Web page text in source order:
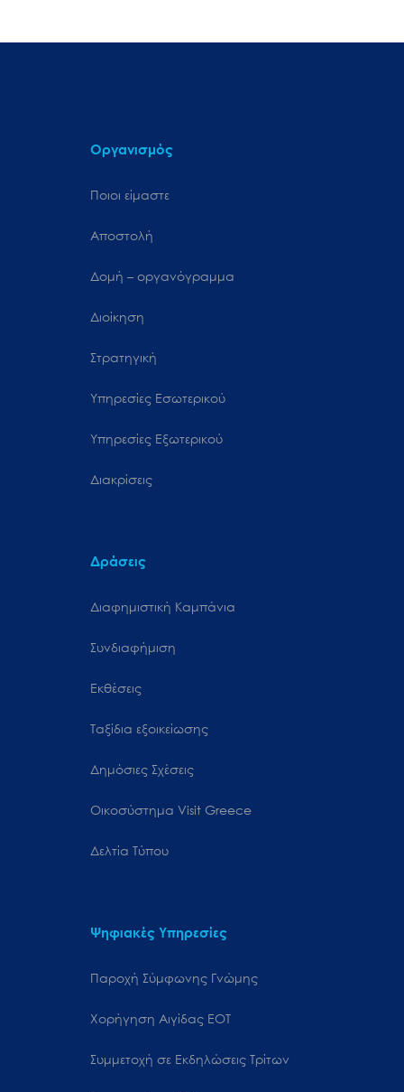
Οργανισμός
Ποιοι είμαστε
Αποστολή
Δομή – οργανόγραμμα
Διοίκηση
Στρατηγική
Υπηρεσίες Εσωτερικού
Υπηρεσίες Εξωτερικού
Διακρίσεις
Δράσεις
Διαφημιστική Καμπάνια
Συνδιαφήμιση
Εκθέσεις
Ταξίδια εξοικείωσης
Δημόσιες Σχέσεις
Oικοσύστημα Visit Greece
Δελτία Τύπου
Ψηφιακές Υπηρεσίες
Παροχή Σύμφωνης Γνώμης
Χορήγηση Αιγίδας ΕΟΤ
Συμμετοχή σε Εκδηλώσεις Τρίτων